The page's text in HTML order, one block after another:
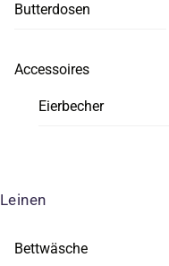
Butterdosen
Accessoires
Eierbecher
Leinen
Bettwäsche